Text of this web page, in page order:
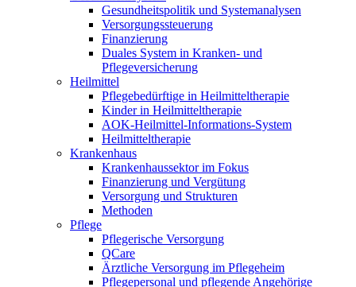
Gesundheitspolitik und Systemanalysen
Versorgungssteuerung
Finanzierung
Duales System in Kranken- und
Pflegeversicherung
Heilmittel
Pflegebedürftige in Heilmitteltherapie
Kinder in Heilmitteltherapie
AOK-Heilmittel-Informations-System
Heilmitteltherapie
Krankenhaus
Krankenhaussektor im Fokus
Finanzierung und Vergütung
Versorgung und Strukturen
Methoden
Pflege
Pflegerische Versorgung
QCare
Ärztliche Versorgung im Pflegeheim
Pflegepersonal und pflegende Angehörige